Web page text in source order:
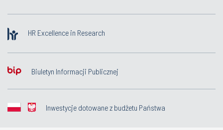
HR Excellence in Research
Biuletyn Informacji Publicznej
Inwestycje dotowane z budżetu Państwa